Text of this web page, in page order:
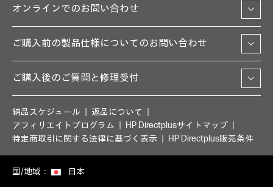
オンラインでのお問い合わせ
ご購入前の製品仕様についてのお問い合わせ
ご購入後のご質問と修理受付
納品スケジュール
返品について
アフィリエイトプログラム
HP Directplusサイトマップ
特定商取引に関する法律に基づく表示
HP Directplus販売条件
国/地域： 日本